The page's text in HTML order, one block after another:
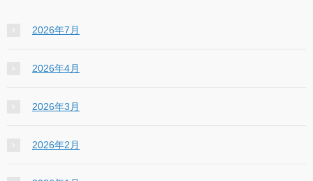
2026年7月
2026年4月
2026年3月
2026年2月